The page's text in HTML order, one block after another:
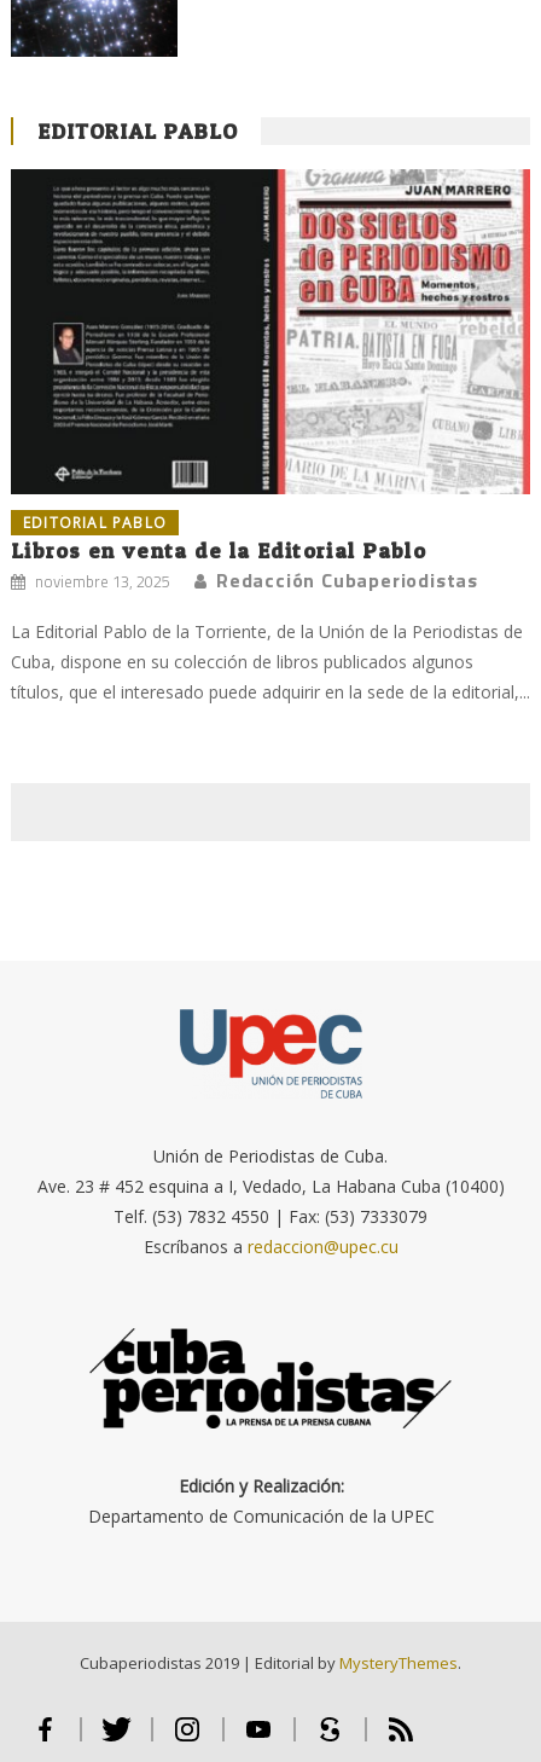
EDITORIAL PABLO
EDITORIAL PABLO
Libros en venta de la Editorial Pablo
noviembre 13, 2025 Redacción Cubaperiodistas
La Editorial Pablo de la Torriente, de la Unión de la Periodistas de
Cuba, dispone en su colección de libros publicados algunos
títulos, que el interesado puede adquirir en la sede de la editorial,...
Unión de Periodistas de Cuba.
Ave. 23 # 452 esquina a I, Vedado, La Habana Cuba (10400)
Telf. (53) 7832 4550 | Fax: (53) 7333079
Escríbanos a redaccion@upec.cu
Edición y Realización:
Departamento de Comunicación de la UPEC
Cubaperiodistas 2019 | Editorial byMysteryThemes.
Facebook Twitter Instagram Youtube Scribd RSS